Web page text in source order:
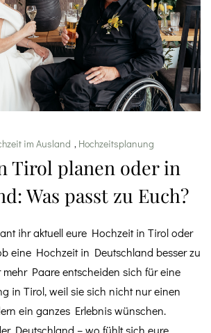
im Ausland , Hochzeitsplanung
Tirol planen oder in
Was passt zu Euch?
ihr aktuell eure Hochzeit in Tirol oder
eine Hochzeit in Deutschland besser zu
Paare entscheiden sich für eine
in Tirol, weil sie sich nicht nur einen
ein ganzes Erlebnis wünschen.
Deutschland – wo fühlt sich eure